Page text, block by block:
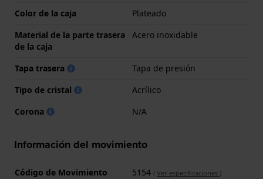
Color de la caja
Plateado
Material de la parte trasera
de la caja
Acero inoxidable
Tapa trasera
Tapa de presión
Tipo de cristal
Acrílico
Corona
N/A
Información del movimiento
Código de Movimiento 5154 ( Ver especificaciones )